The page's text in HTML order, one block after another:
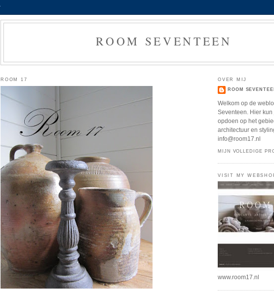
ROOM SEVENTEEN
ROOM 17
OVER MIJ
ROOM
Welkom op de
Seventeen. Hier
opdoen op het
architectuur en
info@room17.nl
MIJN VOLLEDIGE
VISIT MY
www.room17.nl